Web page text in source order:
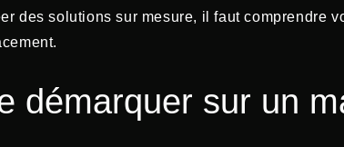
des solutions sur mesure, il faut comprendre
démarquer sur un